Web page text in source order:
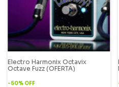
Electro Harmonix Octavix
Octave Fuzz (OFERTA)
-50% OFF